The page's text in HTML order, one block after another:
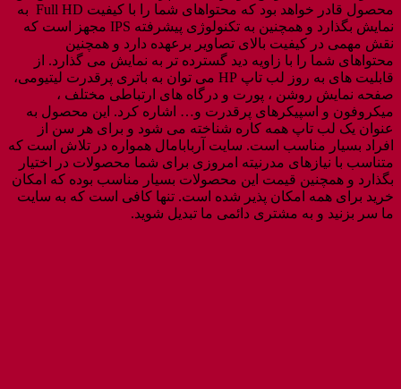
محصول قادر خواهد بود که محتواهای شما را با کیفیت Full HD به
نمایش بگذارد و همچنین به تکنولوژی پیشرفته IPS مجهز است که
نقش مهمی در کیفیت بالای تصاویر برعهده دارد و همچنین
محتواهای شما را با زاویه دید گسترده تر به نمایش می گذارد. از
قابلیت های به روز لب تاپ HP می توان به باتری پرقدرت لیتیومی،
صفحه نمایش روشن ، پورت و درگاه های ارتباطی مختلف ،
میکروفون و اسپیکرهای پرقدرت و… اشاره کرد. این محصول به
عنوان یک لب تاپ همه کاره شناخته می شود و برای هر سن از
افراد بسیار مناسب است. سایت آربابامال همواره در تلاش است که
متناسب با نیازهای مدرنیته امروزی برای شما محصولات در اختیار
بگذارد و همچنین قیمت این محصولات بسیار مناسب بوده که امکان
خرید برای همه امکان پذیر شده است. تنها کافی است که به سایت
ما سر بزنید و به مشتری دائمی ما تبدیل شوید.